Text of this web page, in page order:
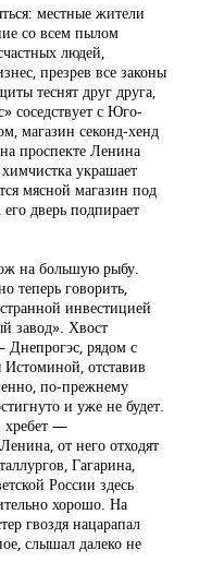
местные жители
со всем пылом
людей,
презрев все законы
теснят друг друга,
соседствует с Юго-
магазин секонд-хенд
проспекте Ленина
украшает
мясной магазин под
дверь подпирает
на большую рыбу.
теперь говорить,
инвестицией
завод». Хвост
рядом с
отставив
по-прежнему
и уже не будет.
хребет —
от него отходят
Гагарина,
России здесь
хорошо. На
гвоздя нацарапал
слышал далеко не